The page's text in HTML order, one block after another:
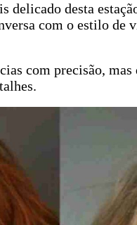
delicado desta
com o estilo de
com precisão,